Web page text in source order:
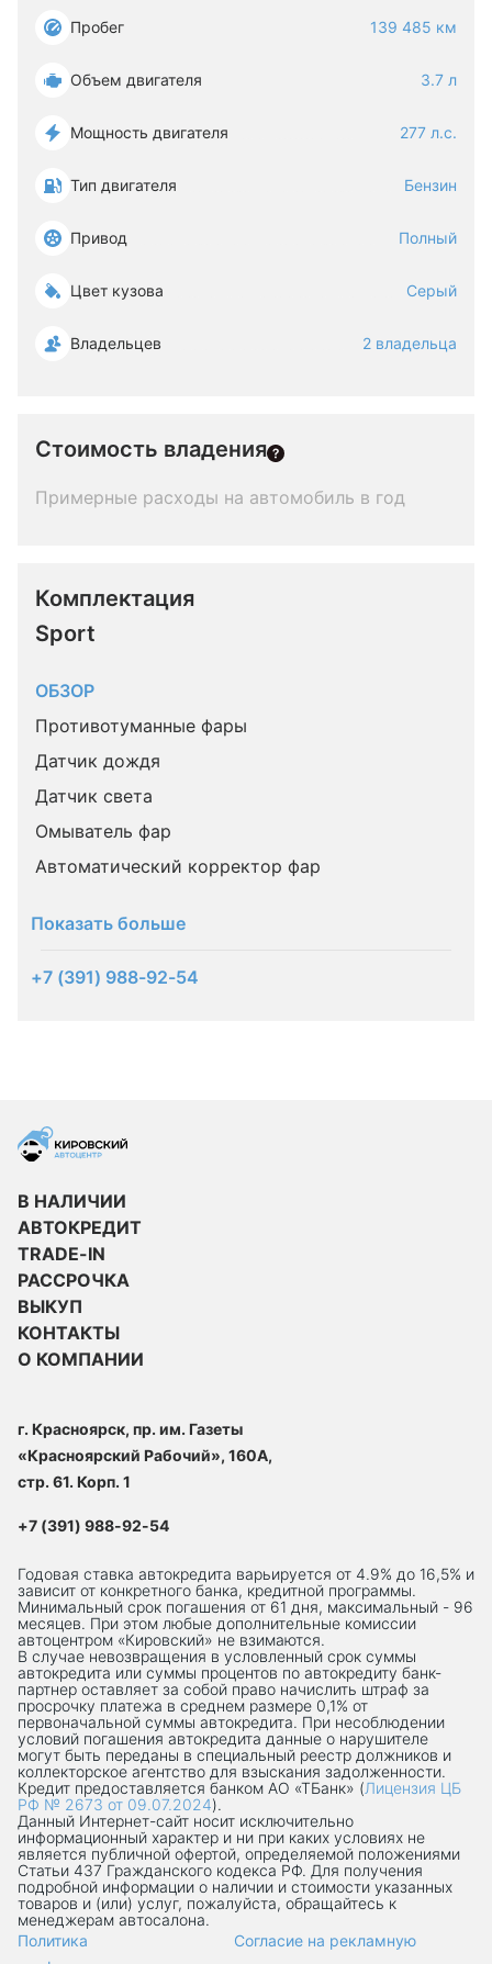
Пробег 139 485 км
Объем двигателя 3.7 л
Мощность двигателя 277 л.с.
Тип двигателя Бензин
Привод Полный
Цвет кузова Серый
Владельцев 2 владельца
Стоимость владения
Примерные расходы на автомобиль в год
Комплектация
Sport
ОБЗОР
Противотуманные фары
Датчик дождя
Датчик света
Омыватель фар
Автоматический корректор фар
Показать больше
+7 (391) 988-92-54
В НАЛИЧИИ
АВТОКРЕДИТ
TRADE-IN
РАССРОЧКА
ВЫКУП
КОНТАКТЫ
О КОМПАНИИ
г. Красноярск, пр. им. Газеты
«Красноярский Рабочий», 160А,
стр. 61. Корп. 1
+7 (391) 988-92-54
Годовая ставка автокредита варьируется от 4.9% до 16,5% и
зависит от конкретного банка, кредитной программы.
Минимальный срок погашения от 61 дня, максимальный - 96
месяцев. При этом любые дополнительные комиссии
автоцентром «Кировский» не взимаются.
В случае невозвращения в условленный срок суммы
автокредита или суммы процентов по автокредиту банк-
партнер оставляет за собой право начислить штраф за
просрочку платежа в среднем размере 0,1% от
первоначальной суммы автокредита. При несоблюдении
условий погашения автокредита данные о нарушителе
могут быть переданы в специальный реестр должников и
коллекторское агентство для взыскания задолженности.
Кредит предоставляется банком АО «ТБанк» (Лицензия ЦБ
РФ № 2673 от 09.07.2024).
Данный Интернет-сaйт носит исключительно
информационный характер и ни при каких условиях не
является публичной офертой, определяемой положениями
Статьи 437 Гражданского кодекса РФ. Для получения
подробной информации о наличии и стоимости указанных
товаров и (или) услуг, пожалуйста, обращайтесь к
менеджерам автосалона.
Политика
Согласие на рекламную